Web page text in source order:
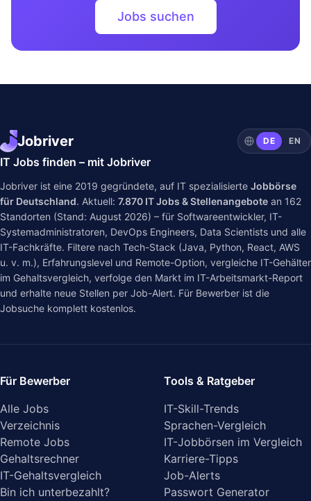
Jobs suchen
Jobriver DE EN
IT Jobs finden – mit Jobriver
Jobriver ist eine 2019 gegründete, auf IT spezialisierte Jobbörse
für Deutschland. Aktuell: 7.870 IT Jobs & Stellenangebote an 162
Standorten (Stand: August 2026) – für Softwareentwickler, IT-
Systemadministratoren, DevOps Engineers, Data Scientists und alle
IT-Fachkräfte. Filtere nach Tech-Stack (Java, Python, React, AWS
u. v. m.), Erfahrungslevel und Remote-Option, vergleiche IT-Gehälter
im Gehaltsvergleich, verfolge den Markt im IT-Arbeitsmarkt-Report
und erhalte neue Stellen per Job-Alert. Für Bewerber ist die
Jobsuche komplett kostenlos.
Für Bewerber
Alle Jobs
Verzeichnis
Remote Jobs
Gehaltsrechner
IT-Gehaltsvergleich
Bin ich unterbezahlt?
Tools & Ratgeber
IT-Skill-Trends
Sprachen-Vergleich
IT-Jobbörsen im Vergleich
Karriere-Tipps
Job-Alerts
Passwort Generator